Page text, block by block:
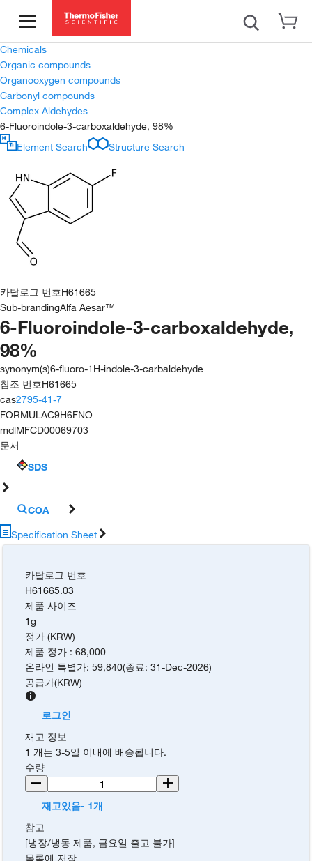
Chemicals
Organic compounds
Organooxygen compounds
Carbonyl compounds
Complex Aldehydes
6-Fluoroindole-3-carboxaldehyde, 98%
Element Search
Structure Search
카탈로그 번호H61665
Sub-brandingAlfa Aesar™
6-Fluoroindole-3-carboxaldehyde,
98%
synonym(s)6-fluoro-1H-indole-3-carbaldehyde
참조 번호H61665
cas2795-41-7
FORMULAC9H6FNO
mdlMFCD00069703
문서
SDS
COA
Specification Sheet
카탈로그 번호
H61665.03
제품 사이즈
1g
정가 (KRW)
제품 정가 :68,000
온라인 특별가:59,840(종료:31-Dec-2026)
공급가(KRW)
로그인
재고 정보
1 개는 3-5일 이내에 배송됩니다.
수량
재고있음- 1개
참고
[냉장/냉동 제품, 금요일 출고 불가]
목록에 저장